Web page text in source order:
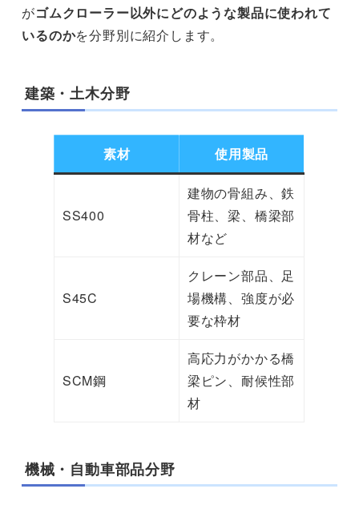
がゴムクローラー以外にどのような製品に使われて
いるのかを分野別に紹介します。
建築・土木分野
素材 使用製品
SS400
建物の骨組み、鉄
骨柱、梁、橋梁部
材など
S45C
クレーン部品、足
場機構、強度が必
要な枠材
SCM鋼
高応力がかかる橋
梁ピン、耐候性部
材
機械・自動車部品分野